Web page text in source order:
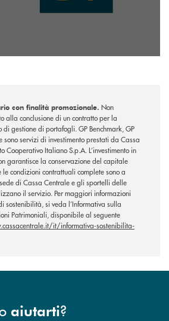
con finalità promozionale. Non
alla conclusione di un contratto per la
gestione di portafogli. GP Benchmark, GP
sono servizi di investimento prestati da Cassa
Cooperativo Italiano S.p.A. L’investimento in
garantisce la conservazione del capitale
le condizioni contrattuali complete sono a
di Cassa Centrale e gli sportelli delle
il servizio. Per maggiori informazioni
sostenibilità, si veda l’Informativa sulla
Patrimoniali, disponibile al seguente
it/informativa-sostenibilita-
aiutarti?